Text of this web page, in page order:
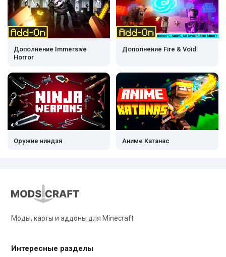
Дополнение Immersive
Horror
Дополнение Fire & Void
Оружие ниндзя Аниме Катанас
Моды, карты и аддоны для Minecraft
Интересные разделы